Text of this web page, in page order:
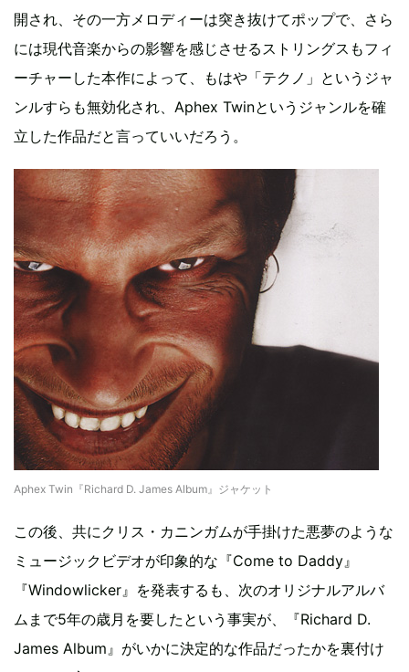
開され、その一方メロディーは突き抜けてポップで、さら
には現代音楽からの影響を感じさせるストリングスもフィ
ーチャーした本作によって、もはや「テクノ」というジャ
ンルすらも無効化され、Aphex Twinというジャンルを確
立した作品だと言っていいだろう。
Aphex Twin『Richard D. James Album』ジャケット
この後、共にクリス・カニンガムが手掛けた悪夢のような
ミュージックビデオが印象的な『Come to Daddy』
『Windowlicker』を発表するも、次のオリジナルアルバ
ムまで5年の歳月を要したという事実が、『Richard D.
James Album』がいかに決定的な作品だったかを裏付け